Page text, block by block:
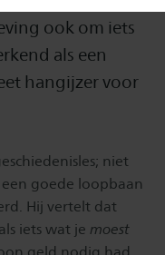
ook om iets
als een
hangijzer voor
niet
goede loopbaan
Hij vertelt dat
iets wat je moest